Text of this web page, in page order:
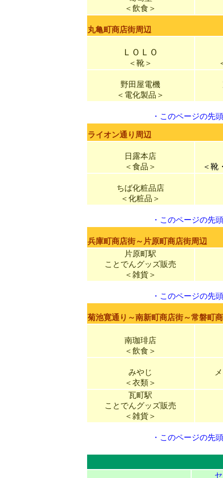
＜飲食＞
丸亀町商店街周辺
ＬＯＬＯ
＜靴＞
野田屋電機
＜電化製品＞
・ このページの先
ライオン通り周辺
日露本店
＜食品＞
＜靴
ちば化粧品店
＜化粧品＞
・ このページの先
兵庫町商店街～片原町商店街周辺
片原町駅
ことでんグッズ販売
＜雑貨＞
・ このページの先
菊池寛通り～南新町商店街～常磐町
南珈琲店
＜飲食＞
みやじ
＜衣類＞
瓦町駅
ことでんグッズ販売
＜雑貨＞
・ このページの先